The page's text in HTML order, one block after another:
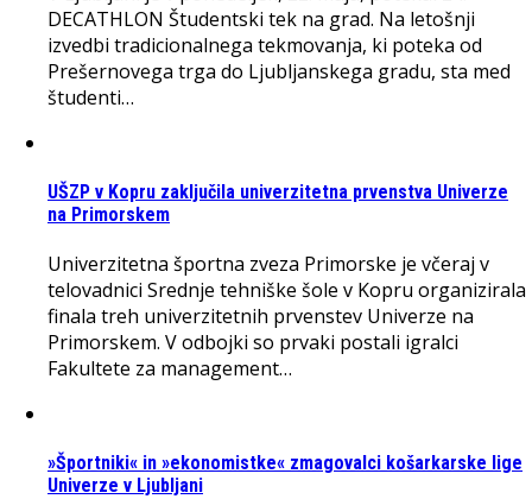
DECATHLON Študentski tek na grad. Na letošnji
izvedbi tradicionalnega tekmovanja, ki poteka od
Prešernovega trga do Ljubljanskega gradu, sta med
študenti…
UŠZP v Kopru zaključila univerzitetna prvenstva Univerze
na Primorskem
Univerzitetna športna zveza Primorske je včeraj v
telovadnici Srednje tehniške šole v Kopru organizirala
finala treh univerzitetnih prvenstev Univerze na
Primorskem. V odbojki so prvaki postali igralci
Fakultete za management…
»Športniki« in »ekonomistke« zmagovalci košarkarske lige
Univerze v Ljubljani